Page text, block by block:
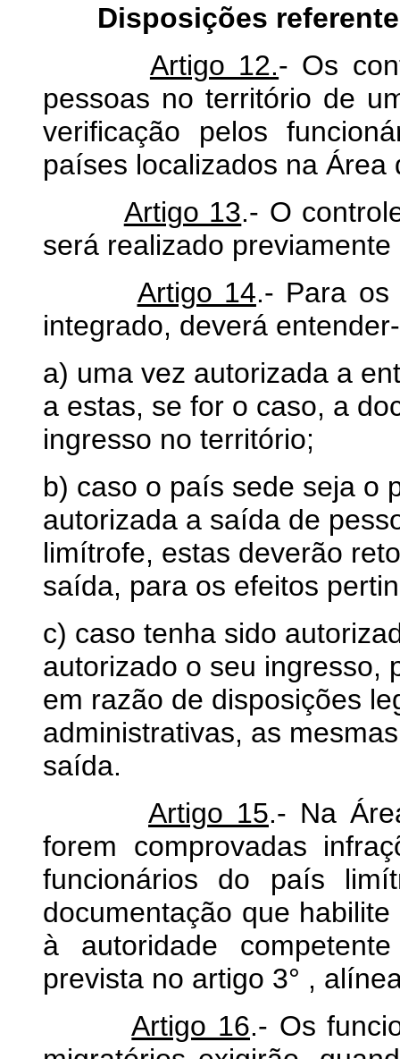
Disposições
Artigo 12.- Os
pessoas no território de
verificação pelos
países localizados na
Artigo 13.- O
será realizado
Artigo 14.- Para os
integrado, deverá
a) uma vez autorizada a
a estas, se for o caso, a
ingresso no território;
b) caso o país sede seja o
autorizada a saída de
limítrofe, estas deverão
saída, para os efeitos
c) caso tenha sido
autorizado o seu ingresso,
em razão de disposições
administrativas, as
saída.
Artigo 15.- Na
forem comprovadas
funcionários do país
documentação que
à autoridade
prevista no artigo 3° ,
Artigo 16.- Os